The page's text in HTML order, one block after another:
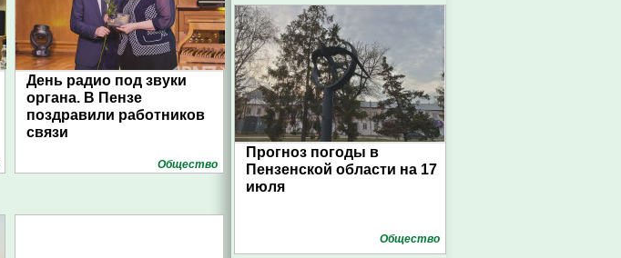
День радио под звуки
органа. В Пензе
поздравили работников
связи
Общество
Прогноз погоды в
Пензенской области на 17
июля
Общество